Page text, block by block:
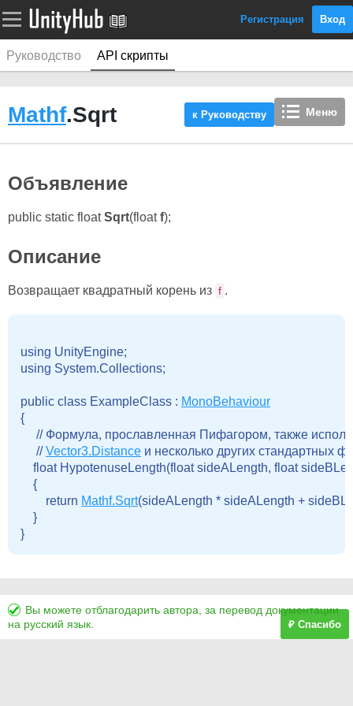
Регистрация Вход
Руководство API скрипты
Меню
к Руководству
Mathf.Sqrt
Объявление
public static floatSqrt(floatf);
Описание
Возвращает квадратный корень из f .
using UnityEngine;
using System.Collections;
public class ExampleClass : MonoBehaviour
{
// Формула, прославленная Пифагором, также
     //
Vector3.Distance и несколько других стандартных
float HypotenuseLength(float sideALength, float
    {
        return
Mathf.Sqrt(sideALength * sideALength +
    }
Вы можете отблагодарить автора, за перевод документации
на русский язык.
₽ Спасибо